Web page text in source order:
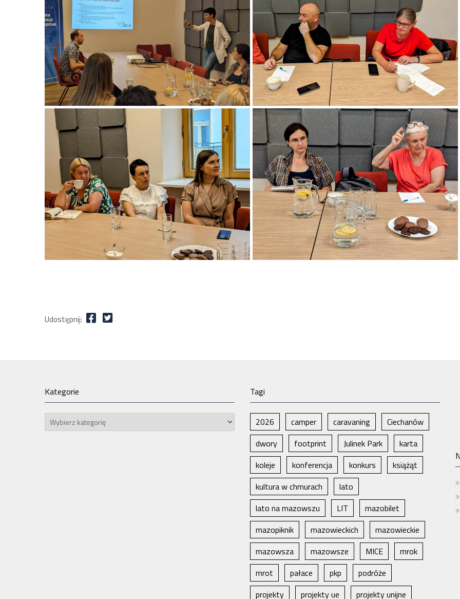
Udostępnij:
Kategorie
Kategorie
Tagi
2026 camper caravaning
Ciechanów
dwory
footprint Julinek Park
karta
koleje
konferencja konkurs
książąt
kultura w chmurach
lato
lato na mazowszu
LIT
mazobilet
mazopiknik
mazowieckich
mazowieckie
mazowsza
mazowsze MICE
mrok
mrot
pałace pkp
podróże
projekty
projekty ue projekty unijne